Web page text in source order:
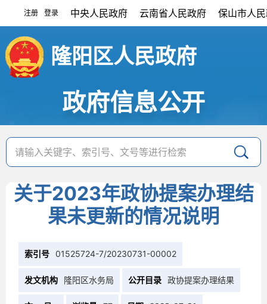
注册 登录 中央人民政府 云南省人民政府 保山市人
隆阳区人民政府
政府信息公开
关于2023年政协提案办理结
果未更新的情况说明
索引号 01525724-7/20230731-00002
发文机构 隆阳区水务局 公开目录 政协提案办理结果